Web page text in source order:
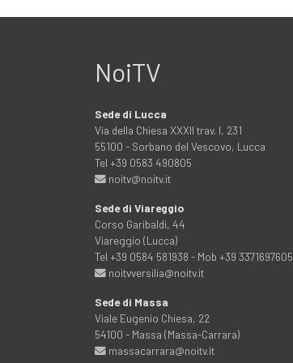
NoiTV
Sede di Lucca
Via della Chiesa XXXII trav. I, 231
55100 - Sorbano del Vescovo, Lucca
Tel +39 0583 490805
noitv@noitv.it
Sede di Viareggio
Corso Garibaldi, 44
Viareggio (Lucca)
Tel +39 0584 581938 - Mob +39 3371697605
noitvversilia@noitv.it
Sede di Massa
Viale Eugenio Chiesa, 22
54100 - Massa (Massa-Carrara)
massacarrara@noitv.it